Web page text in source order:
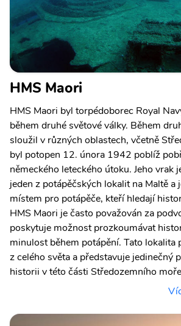
HMS Maori
HMS Maori byl torpédoborec Royal
během druhé světové války. Během
sloužil v různých oblastech, včetně
byl potopen 12. února 1942 poblíž
německého leteckého útoku. Jeho vrak
jeden z potápěčských lokalit na Maltě a
místem pro potápěče, kteří hledají
HMS Maori je často považován za
poskytuje možnost prozkoumávat
minulost během potápění. Tato lokalita
z celého světa a představuje jedinečný
historii v této části Středozemního